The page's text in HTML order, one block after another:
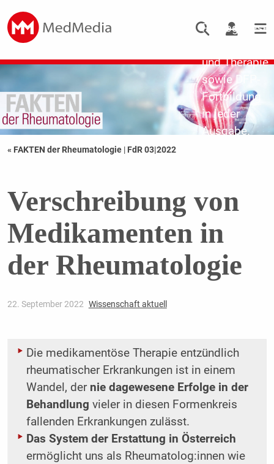
Pathogenese,
und Therapie
sowie DFP-
Fortbildung
in jeder
Ausgabe.
« FAKTEN der Rheumatologie | FdR 03|2022
Verschreibung von
Medikamenten in
der Rheumatologie
22. September 2022 Wissenschaft aktuell
Die medikamentöse Therapie entzündlich
rheumatischer Erkrankungen ist in einem
Wandel, der nie dagewesene Erfolge in der
Behandlung vieler in diesen Formenkreis
fallenden Erkrankungen zulässt.
Das System der Erstattung in Österreich
ermöglicht uns als Rheumatolog:innen wie